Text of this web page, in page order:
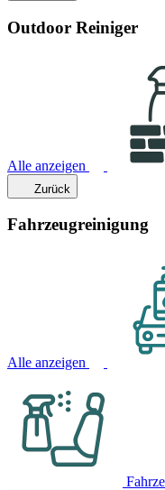
Outdoor Reiniger
Alle anzeigen
Zurück
Fahrzeugreinigung
Alle anzeigen